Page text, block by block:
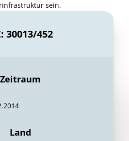
sein.
30013/452
Zeitraum
Land